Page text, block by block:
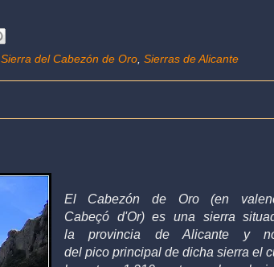
Sierra del Cabezón de Oro, Sierras de Alicante
El Cabezón de Oro (en
Cabeçó d'Or) es una sierra
laprovincia de Alicante y
del picoprincipal de dicha sierra el